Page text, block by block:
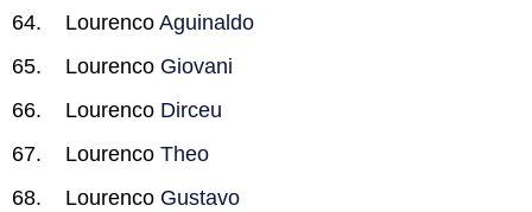
Lourenco Aguinaldo
Lourenco Giovani
Lourenco Dirceu
Lourenco Theo
Lourenco Gustavo